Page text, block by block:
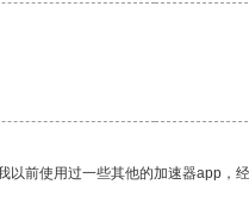
前使用过一些其他的加速器app，